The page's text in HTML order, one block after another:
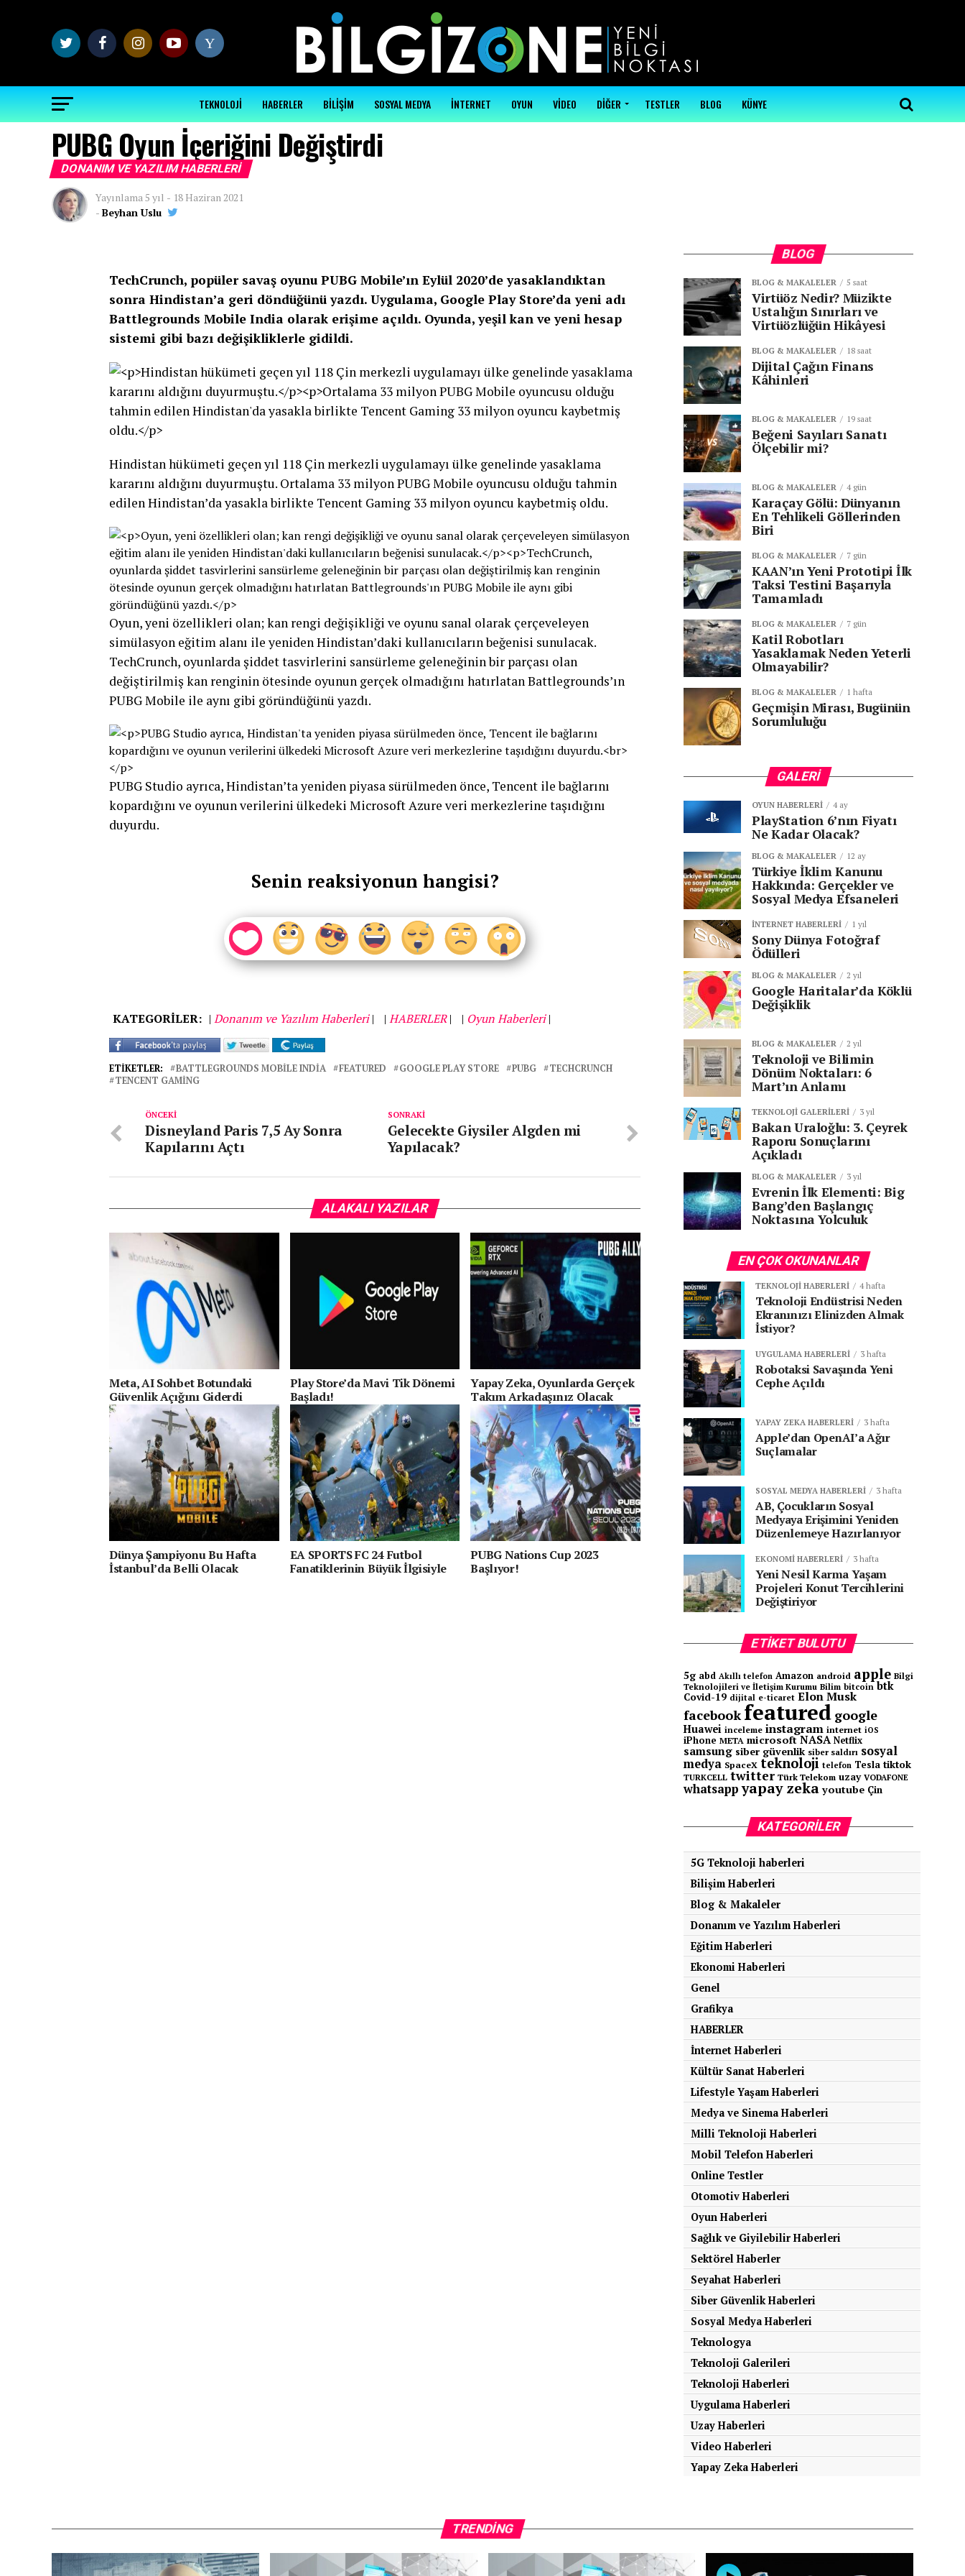
Y
TEKNOLOJİ HABERLER BİLİŞİM SOSYAL MEDYA İNTERNET OYUN VİDEO DİĞER TESTLER BLOG KÜNYE
PUBG Oyun İçeriğini Değiştirdi
DONANIM VE YAZILIM HABERLERI
Yayınlama5 yıl - 18 Haziran 2021
- Beyhan Uslu
TechCrunch, popüler savaş oyunu PUBG Mobile’ın Eylül 2020’de yasaklandıktan
sonra Hindistan’a geri döndüğünü yazdı. Uygulama, Google Play Store’da yeni adı
Battlegrounds Mobile India olarak erişime açıldı. Oyunda, yeşil kan ve yeni hesap
sistemi gibi bazı değişikliklerle gidildi.
Hindistan hükümeti geçen yıl 118 Çin merkezli uygulamayı ülke genelinde yasaklama
kararını aldığını duyurmuştu. Ortalama 33 milyon PUBG Mobile oyuncusu olduğu tahmin
edilen Hindistan’da yasakla birlikte Tencent Gaming 33 milyon oyuncu kaybetmiş oldu.
Oyun, yeni özellikleri olan; kan rengi değişikliği ve oyunu sanal olarak çerçeveleyen
simülasyon eğitim alanı ile yeniden Hindistan’daki kullanıcıların beğenisi sunulacak.
TechCrunch, oyunlarda şiddet tasvirlerini sansürleme geleneğinin bir parçası olan
değiştirilmiş kan renginin ötesinde oyunun gerçek olmadığını hatırlatan Battlegrounds’ın
PUBG Mobile ile aynı gibi göründüğünü yazdı.
PUBG Studio ayrıca, Hindistan’ta yeniden piyasa sürülmeden önce, Tencent ile bağlarını
kopardığını ve oyunun verilerini ülkedeki Microsoft Azure veri merkezlerine taşıdığını
duyurdu.
Senin reaksiyonun hangisi?
KATEGORİLER: | Donanım ve Yazılım Haberleri | | HABERLER | | Oyun Haberleri |
ETIKETLER: BATTLEGROUNDS MOBILE INDIA FEATURED GOOGLE PLAY STORE PUBG
TECHCRUNCH
TENCENT GAMING
SONRAKI
Gelecekte Giysiler Algden mi
Yapılacak?
ÖNCEKI
Disneyland Paris 7,5 Ay Sonra
Kapılarını Açtı
ALAKALI YAZILAR
Meta, AI Sohbet Botundaki
Güvenlik Açığını Giderdi
Play Store’da Mavi Tik Dönemi
Başladı!
Yapay Zeka, Oyunlarda Gerçek
Takım Arkadaşınız Olacak
Dünya Şampiyonu Bu Hafta
İstanbul’da Belli Olacak
EA SPORTS FC 24 Futbol
Fanatiklerinin Büyük İlgisiyle
PUBG Nations Cup 2023
Başlıyor!
BLOG
BLOG & MAKALELER 5 saat
Virtüöz Nedir? Müzikte
Ustalığın Sınırları ve
Virtüözlüğün Hikâyesi
BLOG & MAKALELER 18 saat
Dijital Çağın Finans
Kâhinleri
BLOG & MAKALELER 19 saat
Beğeni Sayıları Sanatı
Ölçebilir mi?
BLOG & MAKALELER 4 gün
Karaçay Gölü: Dünyanın
En Tehlikeli Göllerinden
Biri
BLOG & MAKALELER 7 gün
KAAN’ın Yeni Prototipi İlk
Taksi Testini Başarıyla
Tamamladı
BLOG & MAKALELER 7 gün
Katil Robotları
Yasaklamak Neden Yeterli
Olmayabilir?
BLOG & MAKALELER 1 hafta
Geçmişin Mirası, Bugünün
Sorumluluğu
GALERI
OYUN HABERLERI 4 ay
PlayStation 6’nın Fiyatı
Ne Kadar Olacak?
BLOG & MAKALELER 12 ay
Türkiye İklim Kanunu
Hakkında: Gerçekler ve
Sosyal Medya Efsaneleri
İNTERNET HABERLERI 1 yıl
Sony Dünya Fotoğraf
Ödülleri
BLOG & MAKALELER 2 yıl
Google Haritalar’da Köklü
Değişiklik
BLOG & MAKALELER 2 yıl
Teknoloji ve Bilimin
Dönüm Noktaları: 6
Mart’ın Anlamı
TEKNOLOJI GALERILERI 3 yıl
Bakan Uraloğlu: 3. Çeyrek
Raporu Sonuçlarını
Açıkladı
BLOG & MAKALELER 3 yıl
Evrenin İlk Elementi: Big
Bang’den Başlangıç
Noktasına Yolculuk
EN ÇOK OKUNANLAR
TEKNOLOJI HABERLERI 4 hafta
Teknoloji Endüstrisi Neden
Ekranınızı Elinizden Almak
İstiyor?
UYGULAMA HABERLERI 3 hafta
Robotaksi Savaşında Yeni
Cephe Açıldı
YAPAY ZEKA HABERLERI 3 hafta
Apple’dan OpenAI’a Ağır
Suçlamalar
SOSYAL MEDYA HABERLERI 3 hafta
AB, Çocukların Sosyal
Medyaya Erişimini Yeniden
Düzenlemeye Hazırlanıyor
EKONOMI HABERLERI 3 hafta
Yeni Nesil Karma Yaşam
Projeleri Konut Tercihlerini
Değiştiriyor
ETIKET BULUTU
5g abd Akıllı telefon Amazon android apple Bilgi
Teknolojileri ve İletişim Kurumu Bilim bitcoin btk
Covid-19 dijital e-ticaret Elon Musk
facebook featured google
Huawei inceleme instagram internet iOS
iPhone META microsoft NASA Netflix
samsung siber güvenlik siber saldırı sosyal
medya SpaceX teknoloji telefon Tesla tiktok
TURKCELL twitter Türk Telekom uzay VODAFONE
whatsapp yapay zeka youtube Çin
KATEGORILER
5G Teknoloji haberleri
Bilişim Haberleri
Blog & Makaleler
Donanım ve Yazılım Haberleri
Eğitim Haberleri
Ekonomi Haberleri
Genel
Grafikya
HABERLER
İnternet Haberleri
Kültür Sanat Haberleri
Lifestyle Yaşam Haberleri
Medya ve Sinema Haberleri
Milli Teknoloji Haberleri
Mobil Telefon Haberleri
Online Testler
Otomotiv Haberleri
Oyun Haberleri
Sağlık ve Giyilebilir Haberleri
Sektörel Haberler
Seyahat Haberleri
Siber Güvenlik Haberleri
Sosyal Medya Haberleri
Teknologya
Teknoloji Galerileri
Teknoloji Haberleri
Uygulama Haberleri
Uzay Haberleri
Video Haberleri
Yapay Zeka Haberleri
TRENDING